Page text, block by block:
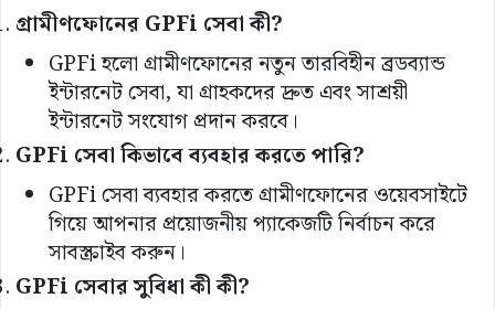
গ্রামীণফোনেরGPFi সেবাকী?
GPFi হলো গ্রামীণফোনের নতুন তারবিহীন ব্রডব্যান্ড
ইন্টারনেট সেবা, যা গ্রাহকদের দ্রুত এবং সাশ্রয়ী
ইন্টারনেট সংযোগ প্রদান করবে।
GPFi সেবাকিভাবেব্যবহারকরতেপারি?
GPFi সেবা ব্যবহার করতে গ্রামীণফোনের ওয়েবসাইটে
গিয়ে আপনার প্রয়োজনীয় প্যাকেজটি নির্বাচন করে
সাবস্ক্রাইব করুন।
GPFi সেবারসুবিধাকীকী?